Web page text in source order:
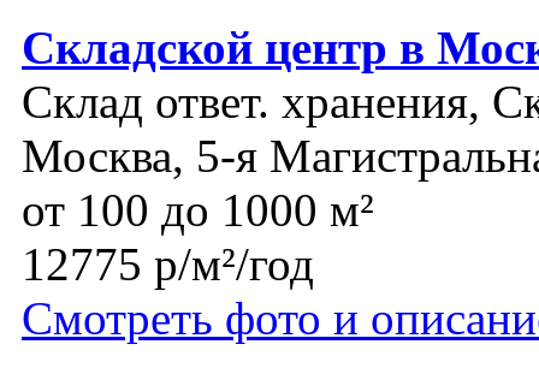
Складской центр в
Склад ответ. хранения,
Москва, 5-я
от 100 до 1000 м²
12775 р/м²/год
Смотреть фото и